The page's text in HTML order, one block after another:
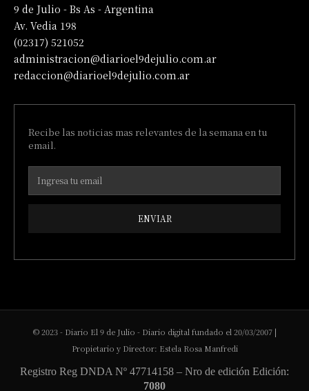
9 de Julio - Bs As - Argentina
Av. Vedia 198
(02317) 521052
administracion@diarioel9dejulio.com.ar
redaccion@diarioel9dejulio.com.ar
Recibe las noticias mas relevantes de la semana en tu
email.
ENVIAR
© 2023 - Diario El 9 de Julio - Diario digital fundado el 20/03/2007 |
Propietario y Director: Estela Rosa Manfredi
Registro Reg DNDA Nº 47714158 – Nro de edición Edición:
7080